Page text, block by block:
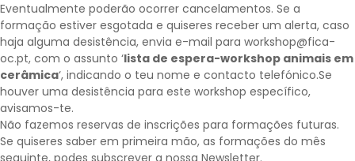
Eventualmente poderão ocorrer cancelamentos. Se a
formação estiver esgotada e quiseres receber um alerta, caso
haja alguma desistência, envia e-mail para workshop@fica-
oc.pt, com o assunto ‘lista de espera-workshop animais em
cerâmica‘, indicando o teu nome e contacto telefónico.Se
houver uma desistência para este workshop específico,
avisamos-te.
Não fazemos reservas de inscrições para formações futuras.
Se quiseres saber em primeira mão, as formações do mês
seguinte, podes subscrever a nossa Newsletter.